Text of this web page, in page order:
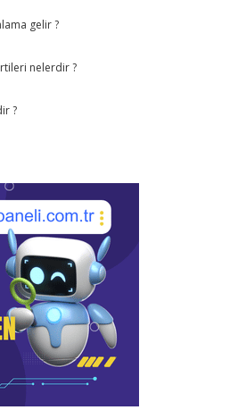
gelir ?
nelerdir ?
?